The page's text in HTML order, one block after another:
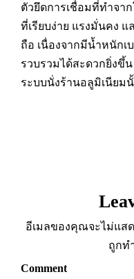
ตัวยึดการเชื่อมที่ทำจา
ที่เรียบง่าย แรงมั่นคง
ถือ เนื่องจากมีน้ำหนักเ
รวบรวมได้สะดวกยิ่งขึ้
ระบบนั่งร้านอลูมิเนียม
อีเมลของคุณจะไม่แส
ถูกท
Comment